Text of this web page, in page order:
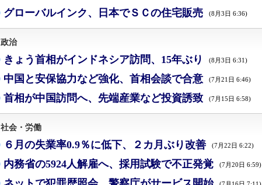
グローバルインク、日本でＳＣの住宅販売 (8月3日 6:36)
政治
きょう首相がインドネシア訪問、15年ぶり (8月3日 6:31)
中国と安保協力など強化、首相会談で合意 (7月21日 6:46)
首相が中国訪問へ、先端産業など投資誘致 (7月15日 6:58)
社会・労働
６月の失業率0.9％に低下、２カ月ぶり改善 (7月22日 6:22)
内務省の5924人解雇へ、採用試験で不正発覚 (7月20日 6:59)